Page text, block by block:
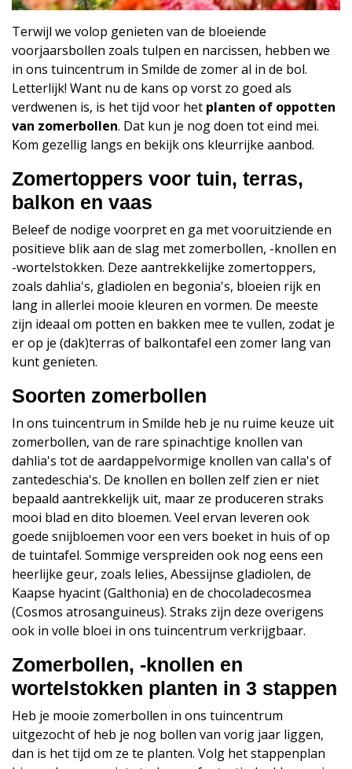
Terwijl we volop genieten van de bloeiende
voorjaarsbollen zoals tulpen en narcissen, hebben we
in ons tuincentrum in Smilde de zomer al in de bol.
Letterlijk! Want nu de kans op vorst zo goed als
verdwenen is, is het tijd voor het planten of oppotten
van zomerbollen. Dat kun je nog doen tot eind mei.
Kom gezellig langs en bekijk ons kleurrijke aanbod.
Zomertoppers voor tuin, terras,
balkon en vaas
Beleef de nodige voorpret en ga met vooruitziende en
positieve blik aan de slag met zomerbollen, -knollen en
-wortelstokken. Deze aantrekkelijke zomertoppers,
zoals dahlia's, gladiolen en begonia's, bloeien rijk en
lang in allerlei mooie kleuren en vormen. De meeste
zijn ideaal om potten en bakken mee te vullen, zodat je
er op je (dak)terras of balkontafel een zomer lang van
kunt genieten.
Soorten zomerbollen
In ons tuincentrum in Smilde heb je nu ruime keuze uit
zomerbollen, van de rare spinachtige knollen van
dahlia's tot de aardappelvormige knollen van calla's of
zantedeschia's. De knollen en bollen zelf zien er niet
bepaald aantrekkelijk uit, maar ze produceren straks
mooi blad en dito bloemen. Veel ervan leveren ook
goede snijbloemen voor een vers boeket in huis of op
de tuintafel. Sommige verspreiden ook nog eens een
heerlijke geur, zoals lelies, Abessijnse gladiolen, de
Kaapse hyacint (Galthonia) en de chocoladecosmea
(Cosmos atrosanguineus). Straks zijn deze overigens
ook in volle bloei in ons tuincentrum verkrijgbaar.
Zomerbollen, -knollen en
wortelstokken planten in 3 stappen
Heb je mooie zomerbollen in ons tuincentrum
uitgezocht of heb je nog bollen van vorig jaar liggen,
dan is het tijd om ze te planten. Volg het stappenplan